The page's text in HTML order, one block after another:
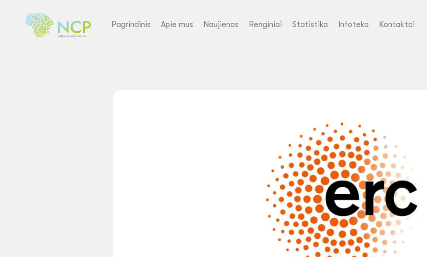
Pagrindinis Apie mus Naujienos Renginiai Statistika Infoteka Kontaktai